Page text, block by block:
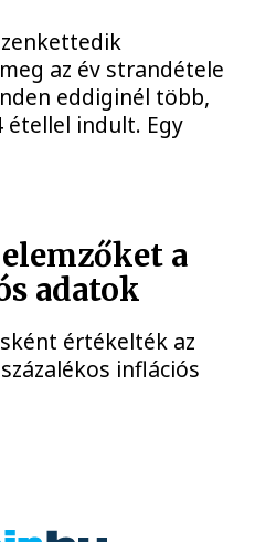
az év strandétele
eddiginél több,
étellel indult. Egy
a
adatok
értékelték az
inflációs